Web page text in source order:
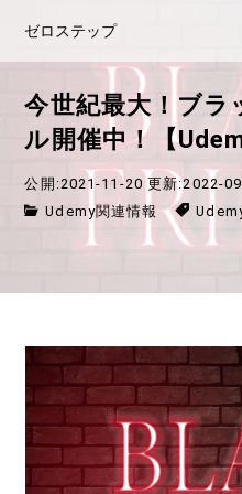
ゼロステップ
今世紀最大！ブラ
ル開催中！【
公開:2021-11-20 更新:2022-
Udemy関連情報